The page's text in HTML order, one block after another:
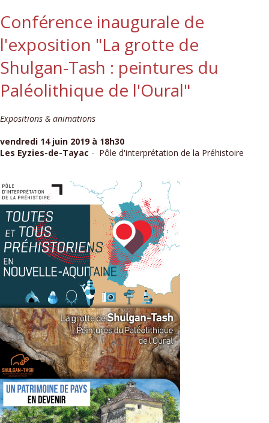
Conférence inaugurale de
l'exposition "La grotte de
Shulgan-Tash : peintures du
Paléolithique de l'Oural"
Expositions & animations
vendredi 14 juin 2019 à 18h30
Les Eyzies-de-Tayac - Pôle d'interprétation de la Préhistoire